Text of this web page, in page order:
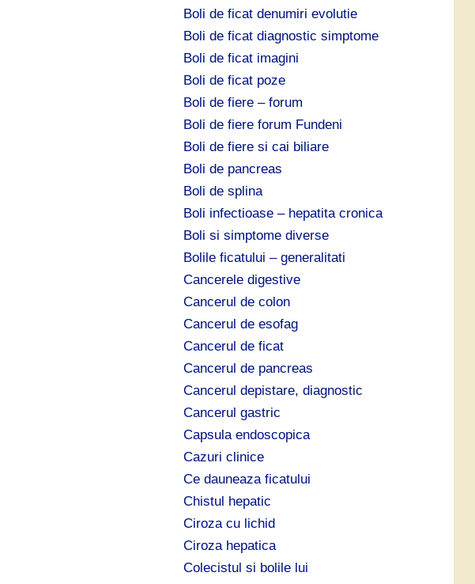
Boli de ficat denumiri evolutie
Boli de ficat diagnostic simptome
Boli de ficat imagini
Boli de ficat poze
Boli de fiere – forum
Boli de fiere forum Fundeni
Boli de fiere si cai biliare
Boli de pancreas
Boli de splina
Boli infectioase – hepatita cronica
Boli si simptome diverse
Bolile ficatului – generalitati
Cancerele digestive
Cancerul de colon
Cancerul de esofag
Cancerul de ficat
Cancerul de pancreas
Cancerul depistare, diagnostic
Cancerul gastric
Capsula endoscopica
Cazuri clinice
Ce dauneaza ficatului
Chistul hepatic
Ciroza cu lichid
Ciroza hepatica
Colecistul si bolile lui